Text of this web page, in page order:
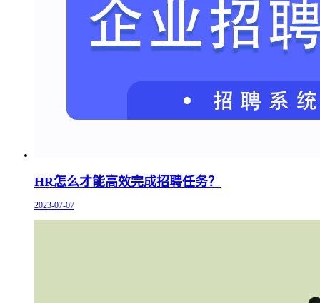
HR怎么才能高效完成招聘任务？
2023-07-07